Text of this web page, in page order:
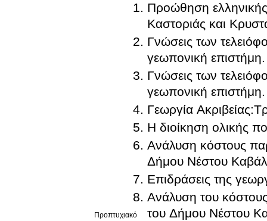
Προπτυχιακό
Προώθηση
Καστοριάς και
Γνώσεις των
γεωπονική επιστήμη.
Γνώσεις των
γεωπονική επιστήμη.
Γεωργία
Η διοίκηση ολικής
Ανάλυση κόστους
Δήμου Νέστου
Επιδράσεις της
Ανάλυση του
του Δήμου Νέστου